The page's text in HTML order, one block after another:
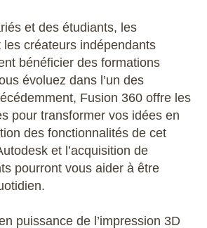
et des étudiants, les
créateurs indépendants
bénéficier des formations
évoluez dans l’un des
Fusion 360 offre les
pour transformer vos idées en
des fonctionnalités de cet
et l’acquisition de
pourront vous aider à être
puissance de l’impression 3D